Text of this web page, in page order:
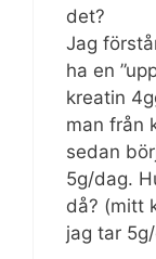
det?
Jag
ha en
kreatin
man från
sedan
5g/dag.
då? (mitt
jag tar